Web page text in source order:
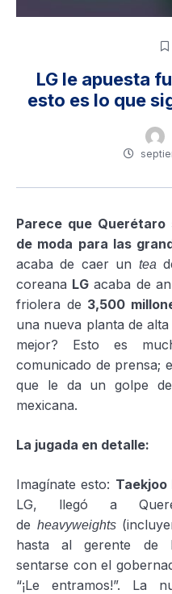
LG le apuesta
esto es lo que
Parece que
de moda para las
acaba de caer un tea
coreana LG acaba de
friolera de 3,500
una nueva planta de
mejor? Esto es
comunicado de prensa;
que le da un golpe
mexicana.
La jugada en detalle:
Imagínate esto: Taekjoo
LG, llegó a
de heavyweights
hasta al gerente de
sentarse con el
“¡Le entramos!”. La